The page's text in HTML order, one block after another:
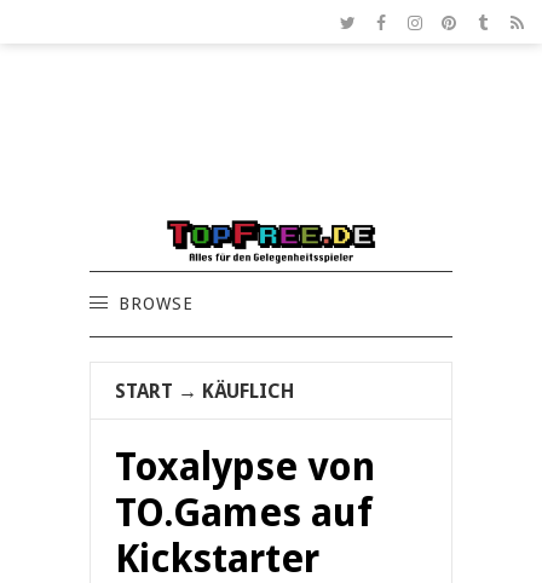
BROWSE
START → KÄUFLICH
Toxalypse von
TO.Games auf
Kickstarter